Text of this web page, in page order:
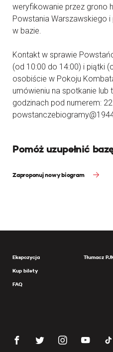
weryfikowanie przez grono
Powstania Warszawskiego i
w bazie.
Kontakt w sprawie
(od 10:00 do 14:00) i piątki
osobiście w Pokoju
umówieniu na spotkanie lub
godzinach pod numerem:
Pomóż uzupełnić
Zaproponuj nowy biogram
Ekspozycja
Kup bilety
FAQ
Tłumacz